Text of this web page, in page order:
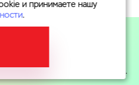
.
и принимаете нашу
.